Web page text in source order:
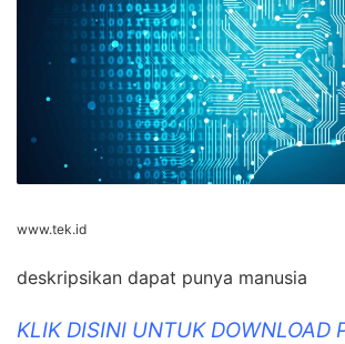
www.tek.id
deskripsikan dapat punya manusia
KLIK DISINI UNTUK DOWNLOAD